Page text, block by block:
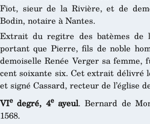
Fiot, sieur de la Rivière, et de
Bodin, notaire à Nantes.
Extrait du regitre des batèmes de
portant que Pierre, fils de noble
demoiselle Renée Verger sa femme,
cent soixante six. Cet extrait délivré
et signé Cassard, recteur de l’église
VIe degré, 4eayeul. Bernard de
1568.